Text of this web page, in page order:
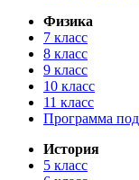
Физика
7 класс
8 класс
9 класс
10 класс
11 класс
Программа
История
5 класс